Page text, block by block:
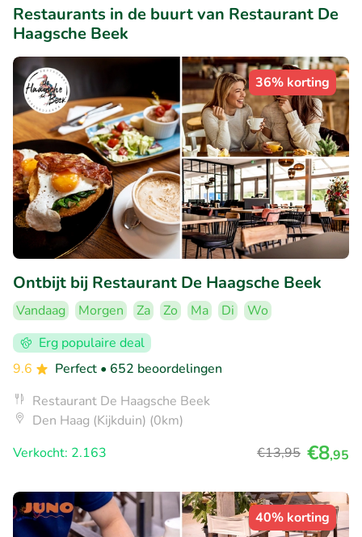
Restaurants in de buurt van Restaurant De
Haagsche Beek
36% korting
Ontbijt bij Restaurant De Haagsche Beek
Vandaag Morgen Za Zo Ma Di
Wo
Erg populaire deal
9.6
Perfect • 652 beoordelingen
Restaurant De Haagsche Beek
Den Haag (Kijkduin) (0km)
Verkocht: 2.163
€13,95 €8,95
40% korting